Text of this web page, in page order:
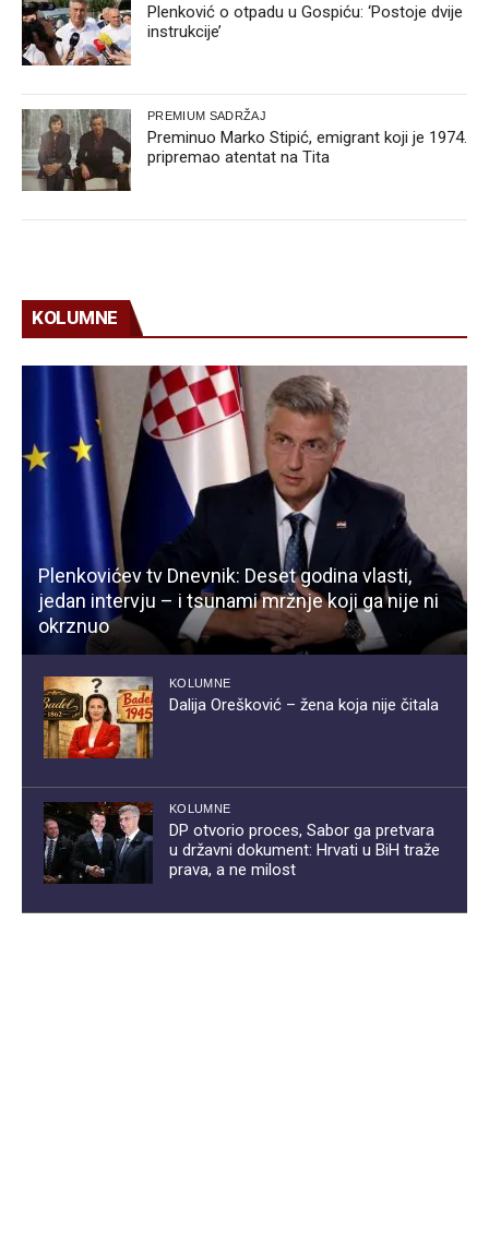
Plenković o otpadu u Gospiću: ‘Postoje dvije
instrukcije’
PREMIUM SADRŽAJ
Preminuo Marko Stipić, emigrant koji je 1974.
pripremao atentat na Tita
KOLUMNE
Plenkovićev tv Dnevnik: Deset godina vlasti,
jedan intervju – i tsunami mržnje koji ga nije ni
okrznuo
KOLUMNE
Dalija Orešković – žena koja nije čitala
KOLUMNE
DP otvorio proces, Sabor ga pretvara
u državni dokument: Hrvati u BiH traže
prava, a ne milost